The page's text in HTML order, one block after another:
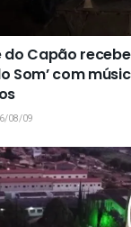
Capão
Som’ com
08/09